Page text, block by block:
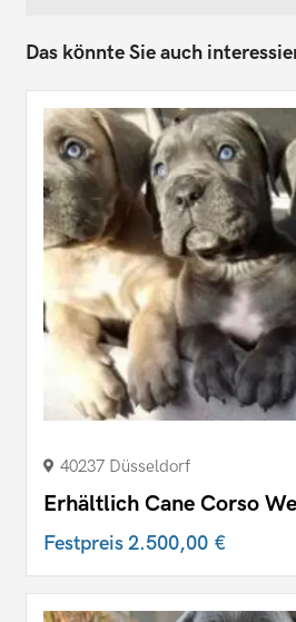
Das könnte Sie auch
40237 Düsseldorf
Erhältlich Cane Corso
Festpreis2.500,00 €